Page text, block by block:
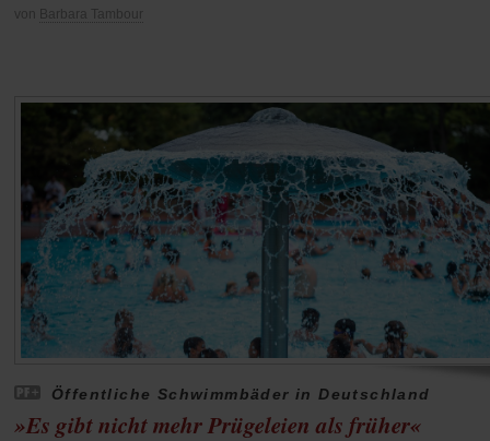
von Barbara Tambour
Öffentliche Schwimmbäder in Deutschland
»Es gibt nicht mehr Prügeleien als früher«